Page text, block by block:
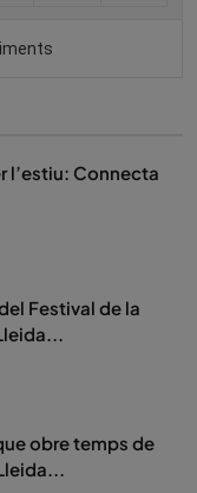
l’estiu: Connecta
Festival de la
obre temps de